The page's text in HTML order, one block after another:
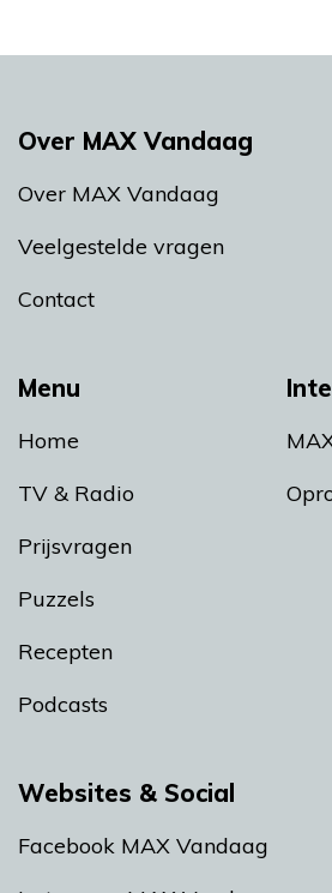
Menu
Home
TV & Radio
Prijsvragen
Puzzels
Recepten
Podcasts
Over MAX Vandaag
Over MAX Vandaag
Veelgestelde vragen
Contact
Websites & Social
Facebook MAX Vandaag